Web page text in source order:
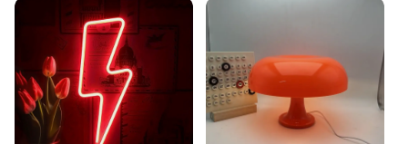
Design and Style: Contemporary and sleek design
Usage and Purpose: Ideal for various settings,
including home, office, and study
Performance and Property: Energy-efficient LED
lighting
Parts and Accessories: Comes with all necessary
parts for easy assembly